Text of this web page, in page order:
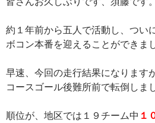
約１年前から五人で活動し、つい
ボコン本番を迎えることができま
早速、今回の走行結果になります
コースゴール後難所前で転倒しま
順位が、地区では１９チーム中 １